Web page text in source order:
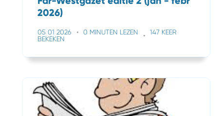
2026)
05 01 2026 0 MINUTEN LEZEN
147 KEER
BEKEKEN